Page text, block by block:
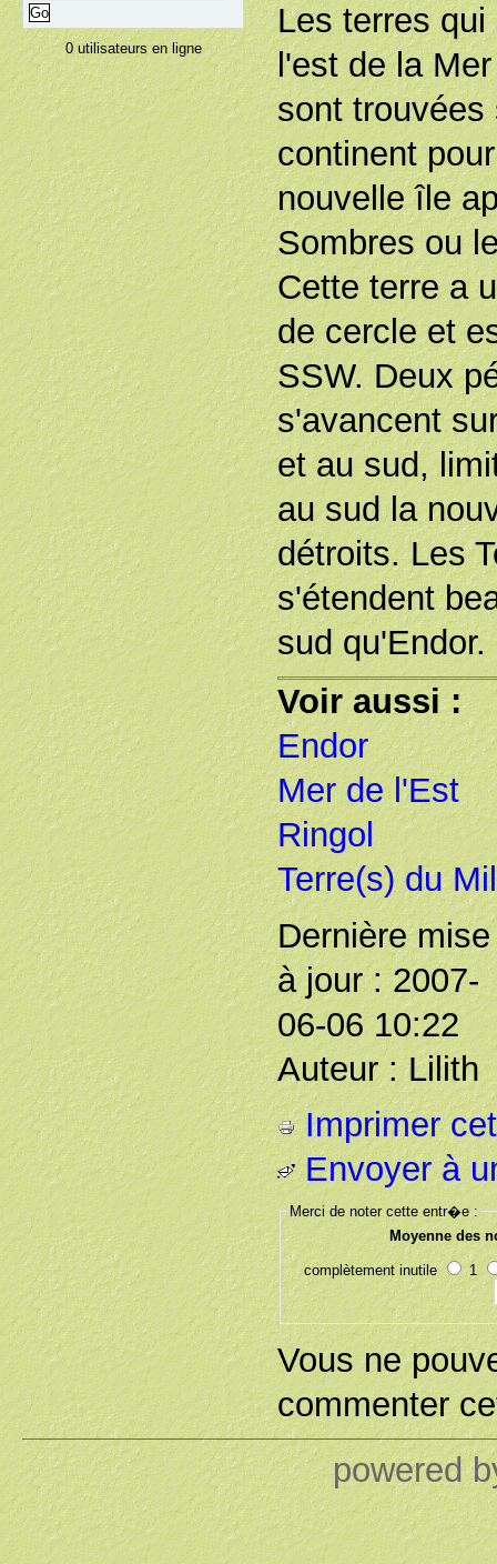
0 utilisateurs en ligne
Les terres
l'est de la
sont trouvées
continent
nouvelle île
Sombres ou
Cette terre a
de cercle et
SSW. Deux
s'avancent
et au sud,
au sud la
détroits. Les
s'étendent
sud qu'Endor.
Voir aussi :
Endor
Mer de l'Est
Ringol
Terre(s) du
Dernière mise
à jour : 2007-
06-06 10:22
Auteur : Lilith
Imprimer
Envoyer à
Merci de noter cette entr�e :
Moyenne des
complètement inutile 1
Vous ne
commenter
powered